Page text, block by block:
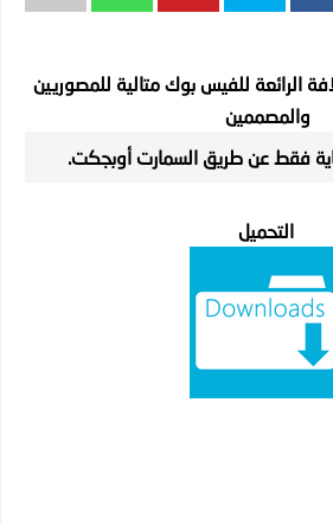
الرائعة للفيس بوك متالية للمصوريين
والمصممين
فقط عن طريق السمارت أوبجكت.
التحميل